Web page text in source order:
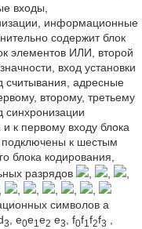
входы,
информационные
содержит блок
элементов ИЛИ, второй
вход установки
считывания, адресные
второму, третьему
синхронизации
к первому входу блока
к шестым
блока кодирования,
разрядов
, ,
,
, , , ,
,
символов а
3 , e0e1 e2 e3 , f0f1 f2f3